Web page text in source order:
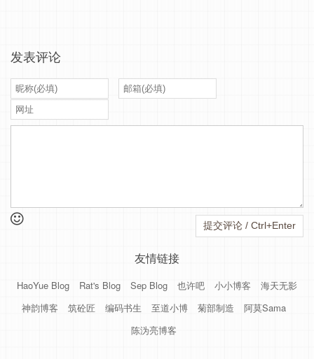
发表评论
友情链接
HaoYue Blog Rat's Blog Sep Blog 也许吧 小小博客
海天无影
神韵博客
筑砼匠 编码书生 至道小博 菊部制造
阿莫Sama
陈沩亮博客